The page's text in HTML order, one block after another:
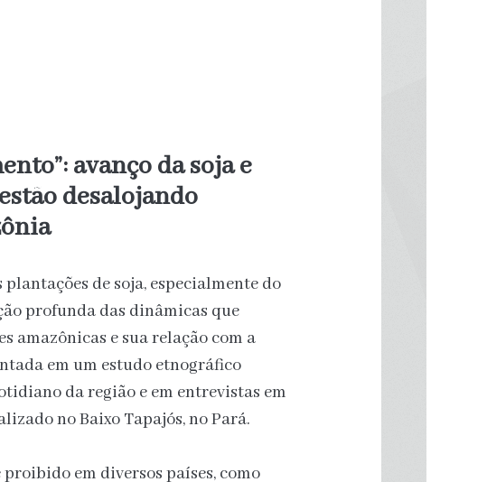
avanço da soja e
desalojando
de soja, especialmente do
profunda das dinâmicas que
amazônicas e sua relação com a
em um estudo etnográfico
da região e em entrevistas em
no Baixo Tapajós, no Pará.
em diversos países, como